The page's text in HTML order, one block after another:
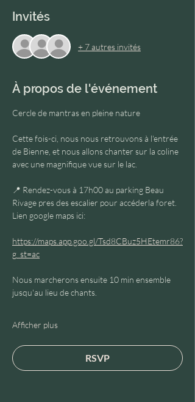
Invités
+ 7 autres invités
À propos de l'événement
Cercle de mantras en pleine nature
Cette fois-ci, nous nous retrouvons à l'entrée
de Bienne, et nous allons chanter sur la coline
avec une magnifique vue sur le lac.
📍 Rendez-vous à 17h00 au parking Beau
Rivage pres des escalier pour accéderla foret.
Lien google maps ici:
https://maps.app.goo.gl/Tsd8CBuz5HEtemr86?
g_st=ac
Nous marcherons ensuite 10 min ensemble
jusqu'au lieu de chants.
Afficher plus
RSVP